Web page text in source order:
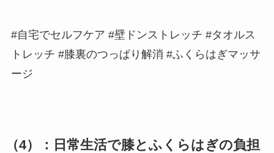
#自宅でセルフケア #壁ドンストレッチ #タオルス
トレッチ #膝裏のつっぱり解消 #ふくらはぎマッサ
ージ
（4）：日常生活で膝とふくらはぎの負担